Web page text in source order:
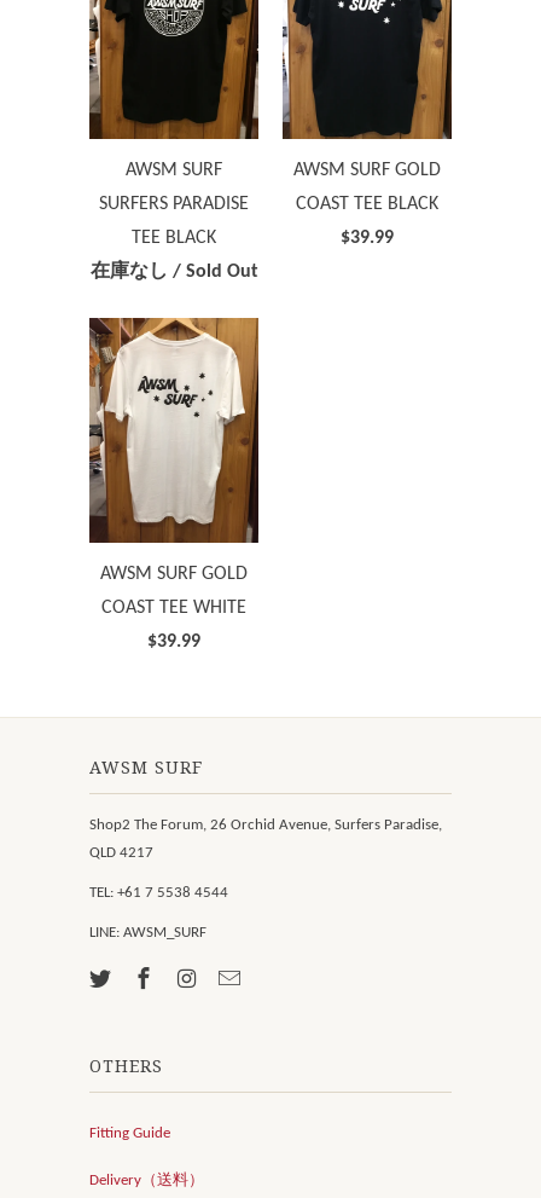
AWSM SURF
SURFERS PARADISE
TEE BLACK
在庫なし / Sold Out
AWSM SURF GOLD
COAST TEE BLACK
$39.99
AWSM SURF GOLD
COAST TEE WHITE
$39.99
AWSM SURF
Shop2 The Forum, 26 Orchid Avenue, Surfers Paradise,
QLD 4217
TEL: +61 7 5538 4544
LINE: AWSM_SURF
OTHERS
Fitting Guide
Delivery（送料）